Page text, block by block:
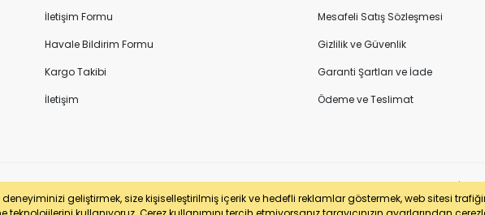
geliştirmek, size kişiselleştirilmiş içerik ve hedefli reklamlar göstermek, web sitesi
İletişim Formu
Havale Bildirim Formu
Kargo Takibi
İletişim
Mesafeli Satış Sözleşmesi
Gizlilik ve Güvenlik
Garanti Şartları ve İade
Ödeme ve Teslimat
bilgileriniz 256bit SSL sertifikası ile korunmaktadır. Pasfil Makine Sanayi ve Ticaret Ltd. Şti. |